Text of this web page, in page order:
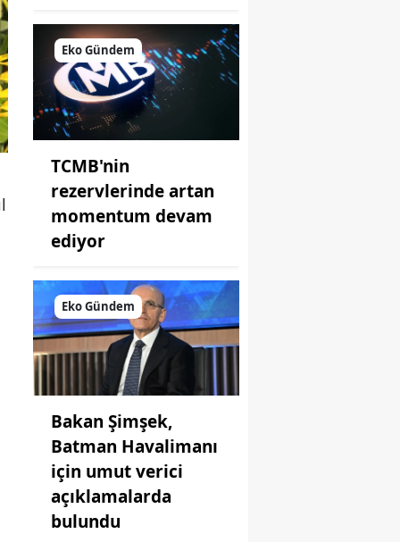
Eko Gündem
TCMB'nin
rezervlerinde artan
momentum devam
ediyor
Eko Gündem
Bakan Şimşek,
Batman Havalimanı
için umut verici
açıklamalarda
bulundu